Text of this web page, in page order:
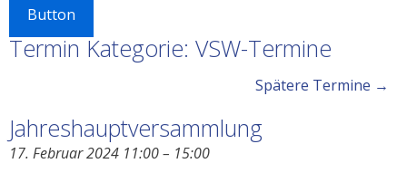
Button
Termin Kategorie: VSW-Termine
Spätere Termine →
Jahreshauptversammlung
17. Februar 2024 11:00– 15:00